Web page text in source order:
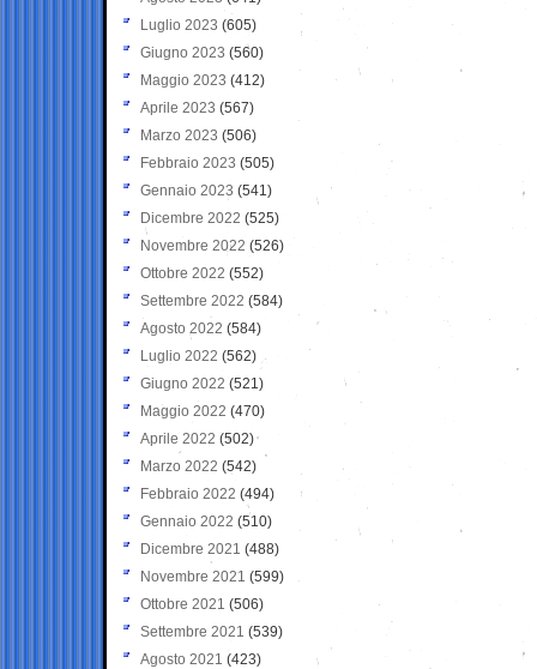
Luglio 2023 (605)
Giugno 2023 (560)
Maggio 2023 (412)
Aprile 2023 (567)
Marzo 2023 (506)
Febbraio 2023 (505)
Gennaio 2023 (541)
Dicembre 2022 (525)
Novembre 2022 (526)
Ottobre 2022 (552)
Settembre 2022 (584)
Agosto 2022 (584)
Luglio 2022 (562)
Giugno 2022 (521)
Maggio 2022 (470)
Aprile 2022 (502)
Marzo 2022 (542)
Febbraio 2022 (494)
Gennaio 2022 (510)
Dicembre 2021 (488)
Novembre 2021 (599)
Ottobre 2021 (506)
Settembre 2021 (539)
Agosto 2021 (423)